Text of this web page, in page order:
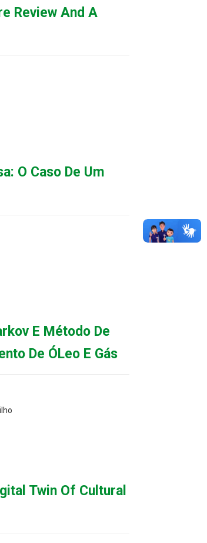
Review And A
O Caso De Um
E Método De
De ÓLeo E Gás
Twin Of Cultural